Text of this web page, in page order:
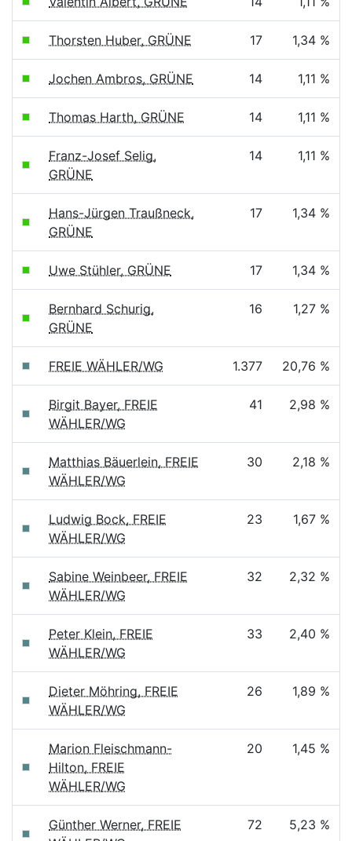
Thorsten Huber, GRÜNE 17 1,34 %
Jochen Ambros, GRÜNE 14 1,11 %
Thomas Harth, GRÜNE 14 1,11 %
Franz-Josef Selig,
GRÜNE
14 1,11 %
Hans-Jürgen Traußneck,
GRÜNE
17 1,34 %
Uwe Stühler, GRÜNE 17 1,34 %
Bernhard Schurig,
GRÜNE
16 1,27 %
FREIE WÄHLER/WG 1.377 20,76 %
Birgit Bayer, FREIE
WÄHLER/WG
41 2,98 %
Matthias Bäuerlein, FREIE
WÄHLER/WG
30 2,18 %
Ludwig Bock, FREIE
WÄHLER/WG
23 1,67 %
Sabine Weinbeer, FREIE
WÄHLER/WG
32 2,32 %
Peter Klein, FREIE
WÄHLER/WG
33 2,40 %
Dieter Möhring, FREIE
WÄHLER/WG
26 1,89 %
Marion Fleischmann-
Hilton, FREIE
WÄHLER/WG
20 1,45 %
Günther Werner, FREIE
72 5,23 %